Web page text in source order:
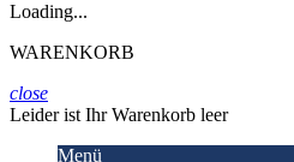
Loading...
WARENKORB
close
Leider ist Ihr Warenkorb leer
Menü